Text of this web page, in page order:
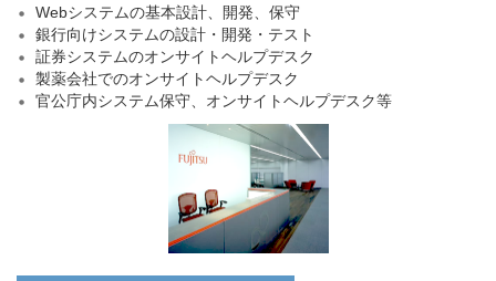
Webシステムの基本設計、開発、保守
銀行向けシステムの設計・開発・テスト
証券システムのオンサイトヘルプデスク
製薬会社でのオンサイトヘルプデスク
官公庁内システム保守、オンサイトヘルプデスク等